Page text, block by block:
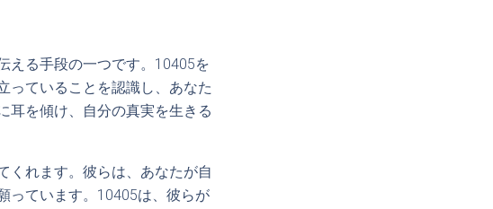
える手段の一つです。10405を
っていることを認識し、あなた
耳を傾け、自分の真実を生きる
くれます。彼らは、あなたが自
っています。10405は、彼らが